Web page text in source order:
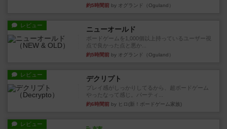
約5時間前 by オグランド（Oguland）
レビュー ニューオールド
ボードゲームを1,000個以上持っているユーザー視
点で良かった点と悪か...
約5時間前 by オグランド（Oguland）
レビュー デクリプト
プレイ感がしっかりしてるから、超ボードゲーム
やったなって感じ。パーティ...
約6時間前 by ヒロ(新！ボードゲーム家族)
レビュー